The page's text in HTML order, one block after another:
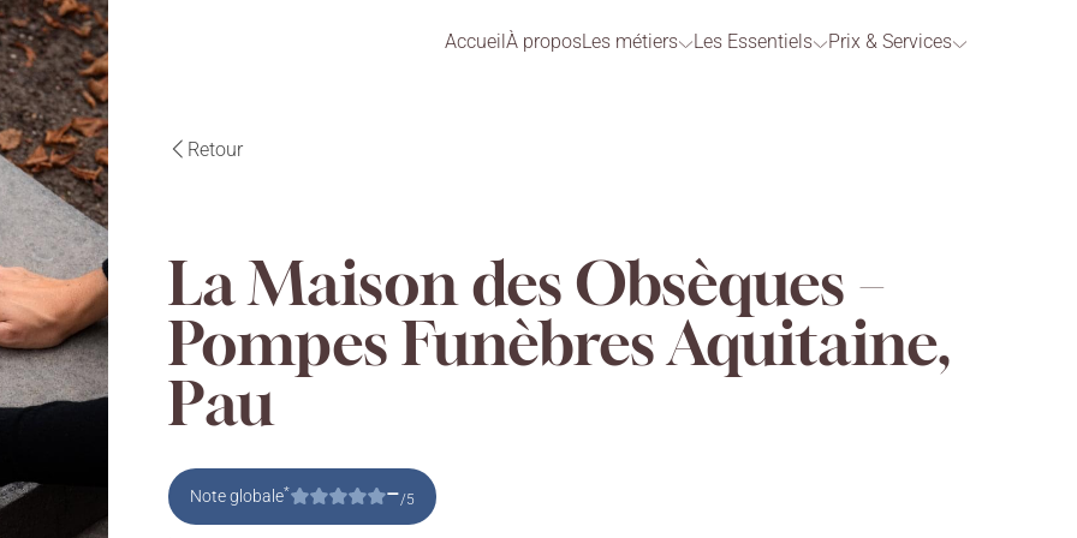
AccueilÀ proposLes métiers Les Essentiels Prix & Services
Retour
La Maison des Obsèques –
Pompes Funèbres Aquitaine,
Pau
Note globale* –/5